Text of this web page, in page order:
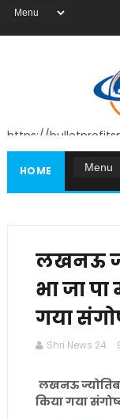
https://
HOME
लखनऊ
भा जा पा
गया
Shri News 24
लखनऊ
किया गया